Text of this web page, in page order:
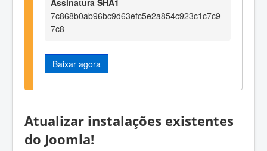
7c868b0ab96bc9d63efc5e2a854c923c1c7c9
7c8
Baixar agora
Atualizar instalações existentes
do Joomla!